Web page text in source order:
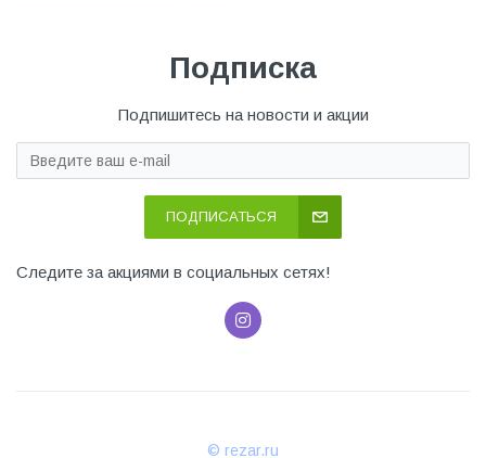
Подписка
Подпишитесь на новости и акции
ПОДПИСАТЬСЯ
Следите за акциями в социальных сетях!
© rezar.ru